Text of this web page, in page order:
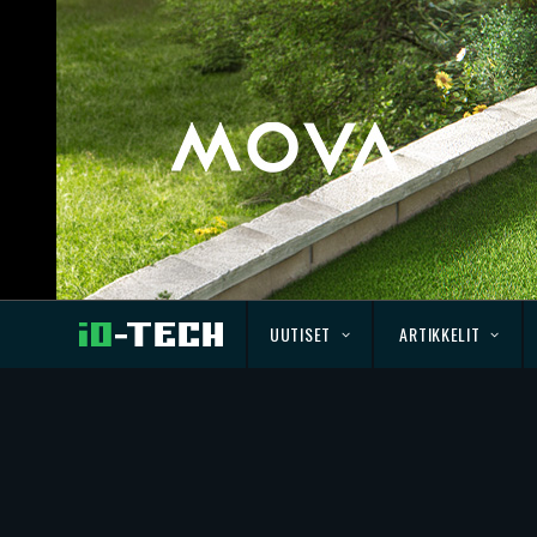
UUTISET ARTIKKELIT